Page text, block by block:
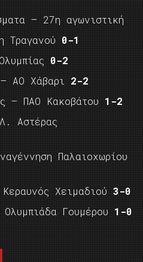
– 27η αγωνιστική
Τραγανού 0-1
0-2
ΑΟ Χάβαρι 2-2
– ΠΑΟ Κακοβάτου 1-2
Αστέρας
Παλαιοχωρίου
Χειμαδιού 3-0
Γουμέρου 1-0